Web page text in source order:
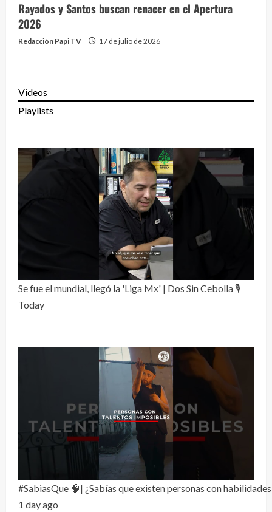
Rayados y Santos buscan renacer en el Apertura
2026
Redacción Papi TV 17 de julio de 2026
Videos
Playlists
Se fue el mundial, llegó la 'Liga Mx' | Dos Sin Cebolla 🎙️
Today
#SabiasQue 🧠| ¿Sabías que existen personas con
1 day ago